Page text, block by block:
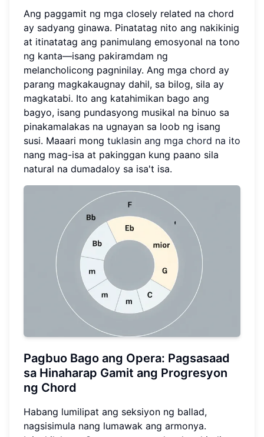
Ang paggamit ng mga closely related na chord
ay sadyang ginawa. Pinatatag nito ang nakikinig
at itinatatag ang panimulang emosyonal na tono
ng kanta—isang pakiramdam ng
melancholicong pagninilay. Ang mga chord ay
parang magkakaugnay dahil, sa bilog, sila ay
magkatabi. Ito ang katahimikan bago ang
bagyo, isang pundasyong musikal na binuo sa
pinakamalakas na ugnayan sa loob ng isang
susi. Maaari mong tuklasin ang mga chord na ito
nang mag-isa at pakinggan kung paano sila
natural na dumadaloy sa isa't isa.
Pagbuo Bago ang Opera: Pagsasaad
sa Hinaharap Gamit ang Progresyon
ng Chord
Habang lumilipat ang seksiyon ng ballad,
nagsisimula nang lumawak ang armonya.